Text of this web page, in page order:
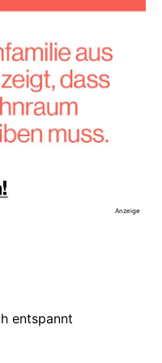
Anzeige
entspannt